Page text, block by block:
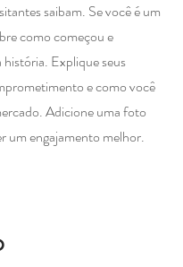
saibam. Se você é um
como começou e
Explique seus
e como você
Adicione uma foto
um engajamento melhor.